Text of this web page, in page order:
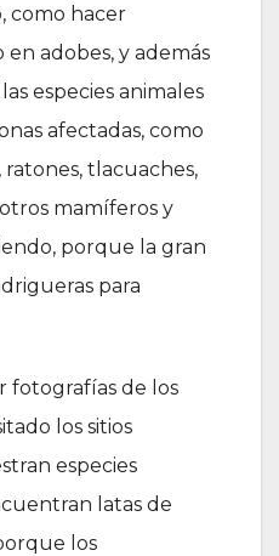
como hacer
adobes, y además
especies animales
afectadas, como
ratones, tlacuaches,
mamíferos y
porque la gran
para
fotografías de los
los sitios
especies
latas de
los